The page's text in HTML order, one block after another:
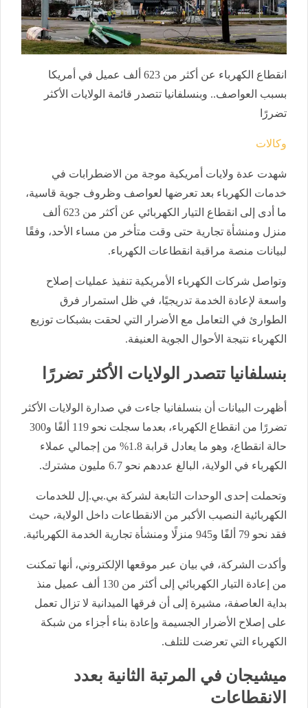
انقطاع الكهرباء عن أكثر من 623 ألف عميل في أمريكا
بسبب العواصف.. وبنسلفانيا تتصدر قائمة الولايات الأكثر
تضررًا
وكالات
شهدت عدة ولايات أمريكية موجة من الاضطرابات في
خدمات الكهرباء بعد تعرضها لعواصف وظروف جوية قاسية،
ما أدى إلى انقطاع التيار الكهربائي عن أكثر من 623 ألف
منزل ومنشأة تجارية حتى وقت متأخر من مساء الأحد، وفقًا
لبيانات منصة مراقبة انقطاعات الكهرباء.
وتواصل شركات الكهرباء الأمريكية تنفيذ عمليات إصلاح
واسعة لإعادة الخدمة تدريجيًا، في ظل استمرار فرق
الطوارئ في التعامل مع الأضرار التي لحقت بشبكات توزيع
الكهرباء نتيجة الأحوال الجوية العنيفة.
بنسلفانيا تتصدر الولايات الأكثر تضررًا
أظهرت البيانات أن بنسلفانيا جاءت في صدارة الولايات الأكثر
تضررًا من انقطاع الكهرباء، بعدما سجلت نحو 119 ألفًا و300
حالة انقطاع، وهو ما يعادل قرابة 1.8% من إجمالي عملاء
الكهرباء في الولاية، البالغ عددهم نحو 6.7 مليون مشترك.
وتحملت إحدى الوحدات التابعة لشركة بي.بي.إل للخدمات
الكهربائية النصيب الأكبر من الانقطاعات داخل الولاية، حيث
فقد نحو 79 ألفًا و945 منزلًا ومنشأة تجارية الخدمة الكهربائية.
وأكدت الشركة، في بيان عبر موقعها الإلكتروني، أنها تمكنت
من إعادة التيار الكهربائي إلى أكثر من 130 ألف عميل منذ
بداية العاصفة، مشيرة إلى أن فرقها الميدانية لا تزال تعمل
على إصلاح الأضرار الجسيمة وإعادة بناء أجزاء من شبكة
الكهرباء التي تعرضت للتلف.
ميشيجان في المرتبة الثانية بعدد
الانقطاعات